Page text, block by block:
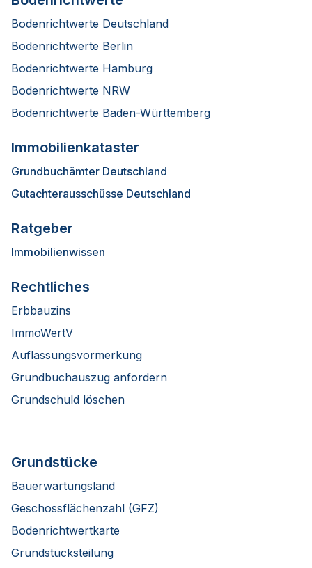
Bodenrichtwerte Deutschland
Bodenrichtwerte Berlin
Bodenrichtwerte Hamburg
Bodenrichtwerte NRW
Bodenrichtwerte Baden-Württemberg
Immobilienkataster
Grundbuchämter Deutschland
Gutachterausschüsse Deutschland
Ratgeber
Immobilienwissen
Rechtliches
Erbbauzins
ImmoWertV
Auflassungsvormerkung
Grundbuchauszug anfordern
Grundschuld löschen
Grundstücke
Bauerwartungsland
Geschossflächenzahl (GFZ)
Bodenrichtwertkarte
Grundstücksteilung